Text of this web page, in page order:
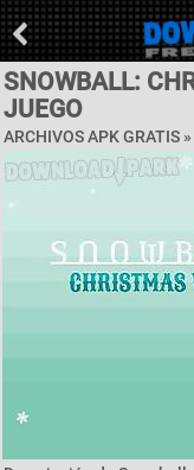
SNOWBALL:
JUEGO
ARCHIVOS APK GRATIS »